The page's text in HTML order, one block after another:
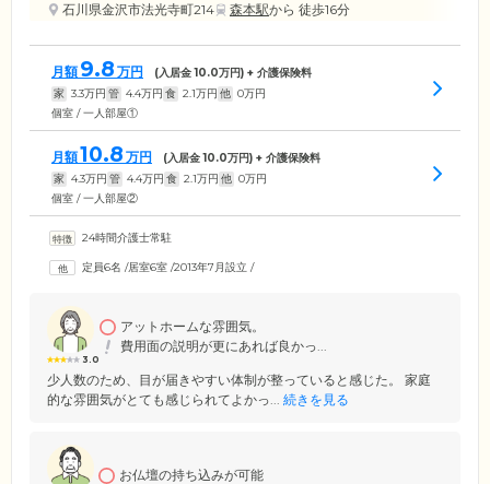
石川県金沢市法光寺町214
森本駅から 徒歩16分
月額 9.8 万円 (入居金10.0万円) + 介護保険料
家 3.3万円 管 4.4万円 食 2.1万円 他 0万円
個室 / 一人部屋①
月額10.8 万円 (入居金10.0万円) + 介護保険料
家 4.3万円 管 4.4万円 食 2.1万円 他 0万円
個室 / 一人部屋②
24時間介護士常駐
定員6名 /居室6室 /2013年7月設立 /
3.0
アットホームな雰囲気。
費用面の説明が更にあれば良かっ...
少人数のため、目が届きやすい体制が整っていると感じた。 家庭
的な雰囲気がとても感じられてよかっ... 続きを見る
お仏壇の持ち込みが可能